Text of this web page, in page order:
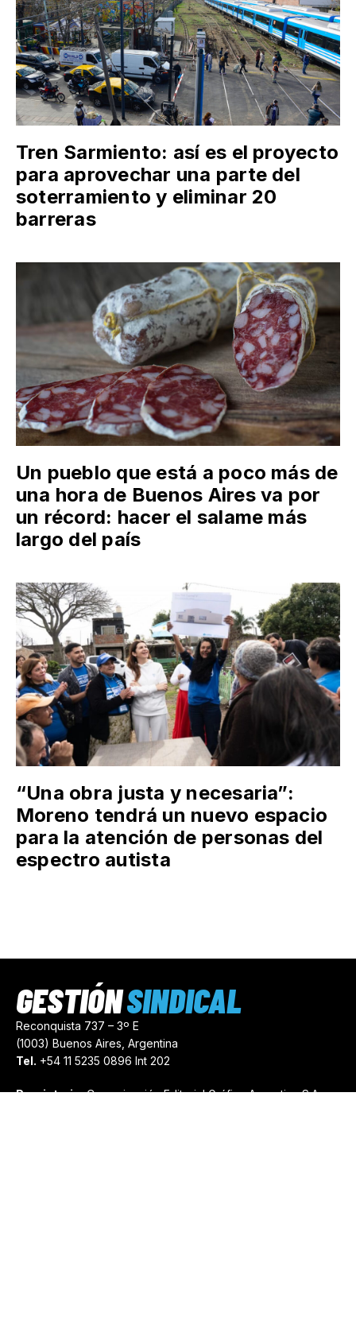
Tren Sarmiento: así es el proyecto
para aprovechar una parte del
soterramiento y eliminar 20
barreras
Un pueblo que está a poco más de
una hora de Buenos Aires va por
un récord: hacer el salame más
largo del país
“Una obra justa y necesaria”:
Moreno tendrá un nuevo espacio
para la atención de personas del
espectro autista
Reconquista 737 – 3º E
(1003) Buenos Aires, Argentina
Tel. +54 11 5235 0896 Int 202
Propietario:Comunicación Editorial Gráfica Argentina S.A.
GESTIÓNSINDICAL